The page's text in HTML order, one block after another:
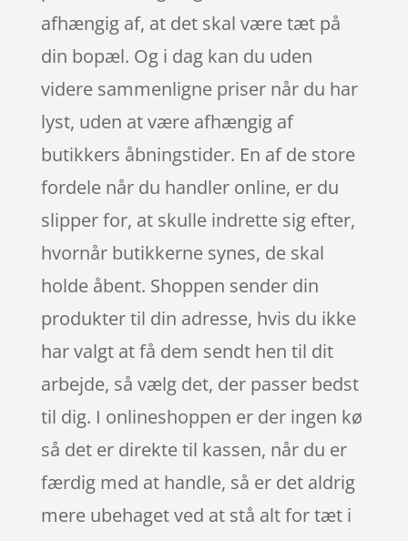
afhængig af, at det skal være tæt på
din bopæl. Og i dag kan du uden
videre sammenligne priser når du har
lyst, uden at være afhængig af
butikkers åbningstider. En af de store
fordele når du handler online, er du
slipper for, at skulle indrette sig efter,
hvornår butikkerne synes, de skal
holde åbent. Shoppen sender din
produkter til din adresse, hvis du ikke
har valgt at få dem sendt hen til dit
arbejde, så vælg det, der passer bedst
til dig. I onlineshoppen er der ingen kø
så det er direkte til kassen, når du er
færdig med at handle, så er det aldrig
mere ubehaget ved at stå alt for tæt i